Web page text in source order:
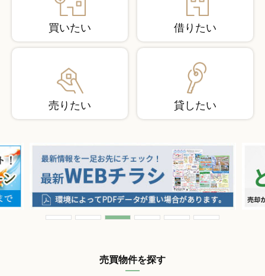
買いたい 借りたい
売りたい 貸したい
売買物件を探す